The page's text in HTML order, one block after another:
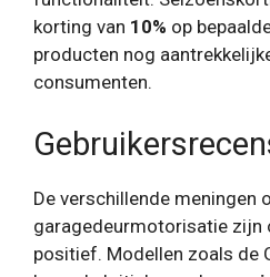
korting van 10% op
producten nog
consumenten.
De verschillende meningen
garagedeurmotorisatie zijn
positief. Modellen zoals de